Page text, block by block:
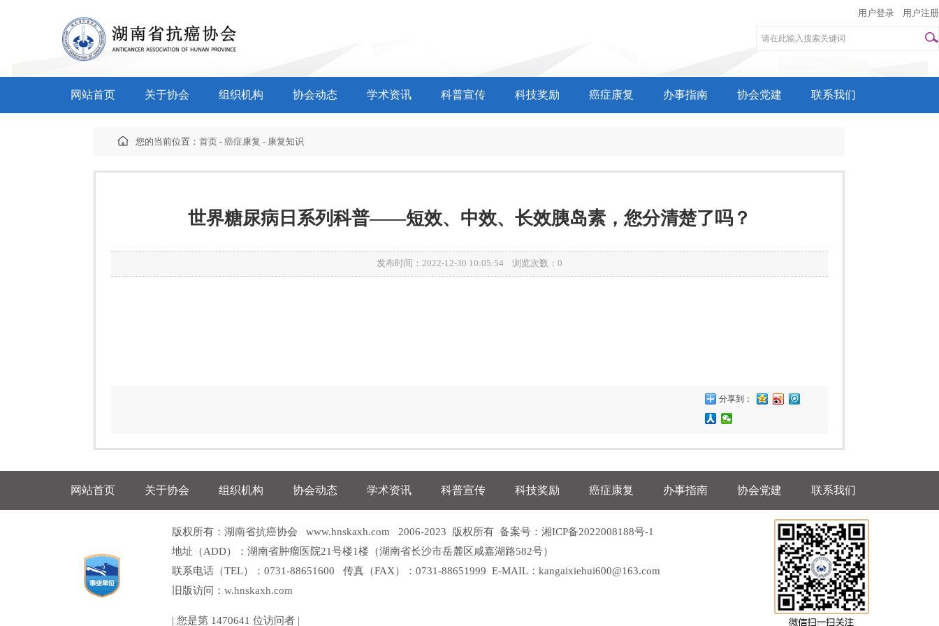
用户登录 用户注册
网站首页 关于协会 组织机构 协会动态 学术资讯 科普宣传 科技奖励 癌症康复 办事指南 协会党建 联系我们
您的当前位置：首页 -癌症康复 - 康复知识
世界糖尿病日系列科普——短效、中效、长效胰岛素，您分清楚了吗？
发布时间：2022-12-30 10:05:54 浏览次数： 0
分享到：
网站首页 关于协会 组织机构 协会动态 学术资讯 科普宣传 科技奖励 癌症康复 办事指南 协会党建 联系我们
版权所有：湖南省抗癌协会 www.hnskaxh.com 2006-2023 版权所有 备案号： 湘ICP备2022008188号-1
地址（ADD）：湖南省肿瘤医院21号楼1楼（湖南省长沙市岳麓区咸嘉湖路582号）
联系电话（TEL）：0731-88651600 传真（FAX）：0731-88651999 E-MAIL：kangaixiehui600@163.com
旧版访问： w.hnskaxh.com
| 您是第 1470641 位访问者 |